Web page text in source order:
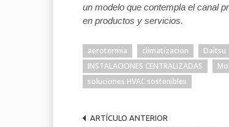
un modelo que contempla el canal
en productos y servicios.
aerotermia climatizacion Daitsu
INSTALACIONES CENTRALIZADAS
soluciones HVAC sostenibles
ARTÍCULO ANTERIOR